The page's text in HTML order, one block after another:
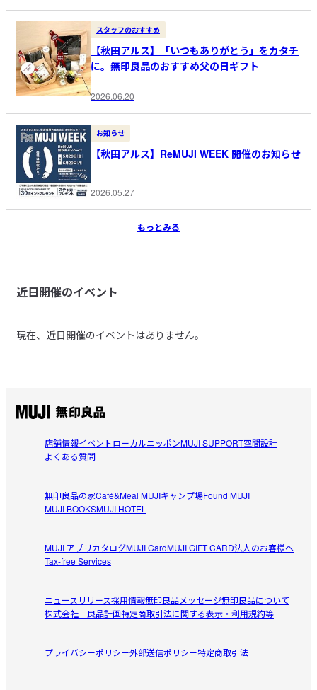
スタッフのおすすめ
【秋田アルス】「いつもありがとう」をカタチ
に。無印良品のおすすめ父の日ギフト
2026.06.20
お知らせ
【秋田アルス】ReMUJI WEEK 開催のお知らせ
2026.05.27
もっとみる
近日開催のイベント
現在、近日開催のイベントはありません。
店舗情報イベントローカルニッポンMUJI SUPPORT空間設計
よくある質問
無印良品の家Café&Meal MUJIキャンプ場Found MUJI
MUJI BOOKSMUJI HOTEL
MUJI アプリカタログMUJI CardMUJI GIFT CARD法人のお客様へ
Tax-free Services
ニュースリリース採用情報無印良品メッセージ無印良品について
株式会社 良品計画特定商取引法に関する表示・利用規約等
プライバシーポリシー外部送信ポリシー特定商取引法